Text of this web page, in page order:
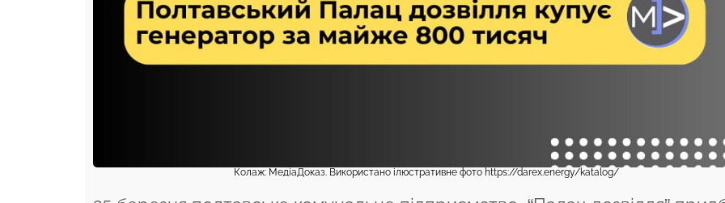
Колаж: МедіаДоказ. Використано ілюстративне фото https://darex.energy/katalog/